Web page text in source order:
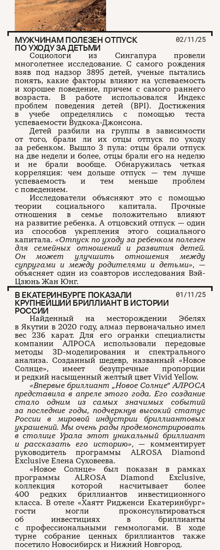
МУЖЧИНАМ ПОЛЕЗЕН ОТПУСК
ПО УХОДУ ЗА ДЕТЬМИ
02/11/25
Социологи из Сингапура провели
многолетнее исследование. С самого рождения
взяв под надзор 3895 детей, ученые пытались
понять, какие факторы влияют на успеваемость
и хорошее поведение, причем с самого раннего
возраста. В работе использовался Индекс
проблем поведения детей (BPI). Достижения
в учебе определялись с помощью теста
успеваемости Вудкока-Джонсона.
Детей разбили на группы в зависимости
от того, брали ли их отцы отпуск по уходу
за ребенком. Вышло 3 пула: отцы брали отпуск
на две недели и более, отцы брали его на неделю
и не брали вообще. Обнаружилась четкая
корреляция: чем дольше отпуск — тем лучше
успеваемость и тем меньше проблем
с поведением.
Исследователи объясняют это с помощью
теории социального капитала. Прочные
отношения в семье положительно влияют
на развитие ребенка. А отцовский отпуск — один
из способов укрепления этого социального
капитала. «Отпуск по уходу за ребенком полезен
для семейных отношений и развития детей.
Он может улучшить отношения между
супругами и между родителями и детьми», —
объясняет один из соавторов исследования Вэй-
Цзюнь Жан Юнг.
В ЕКАТЕРИНБУРГЕ ПОКАЗАЛИ
КРУПНЕЙШИЙ БРИЛЛИАНТ В ИСТОРИИ
РОССИИ
01/11/25
Найденный на месторождении Эбелях
в Якутии в 2020 году, алмаз первоначально имел
вес 236 карат. Для его огранки специалисты
компании АЛРОСА использовали передовые
методы 3D-моделирования и спектрального
анализа. Созданный шедевр, названный «Новое
Солнце», имеет безупречные пропорции
и редкий насыщенный желтый цвет Vivid Yellow.
«Впервые бриллиант „Новое Солнце“АЛРОСА
представила в апреле этого года. Его создание
стало одним из самых значимых событий
за последние годы, подчеркнув высокий статус
России в мировой индустрии бриллиантовых
украшений. Мы очень рады продемонстрировать
в столице Урала этот уникальный бриллиант
и рассказать его историю», — комментирует
руководитель программы ALROSA Diamond
Exclusive Елена Суховеева.
«Новое Солнце» был показан в рамках
программы ALROSA Diamond Exclusive,
коллекция которой насчитывает более
400 редких бриллиантов инвестиционного
класса. В отеле «Хаятт Ридженси Екатеринбург»
гости могли проконсультироваться
об инвестициях в бриллианты
с профессиональными геммологами. В ходе
турне собрание ценных бриллиантов также
посетило Новосибирск и Нижний Новгород.